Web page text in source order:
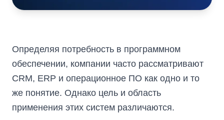
Определяя потребность в программном
обеспечении, компании часто рассматривают
CRM, ERP и операционное ПО как одно и то
же понятие. Однако цель и область
применения этих систем различаются.